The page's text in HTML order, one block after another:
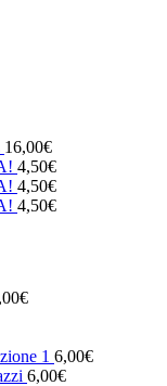
16,00€
4,50€
4,50€
4,50€
€
1 6,00€
6,00€